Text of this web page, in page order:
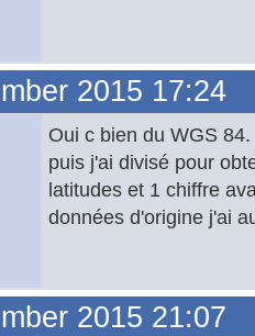
2015 17:24
Oui c bien du WGS
puis j'ai divisé pour
latitudes et 1 chiffre
données d'origine j'ai
2015 21:07